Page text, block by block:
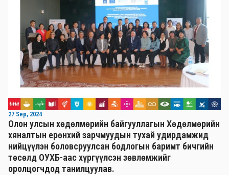
27 Sep, 2024
Олон улсын хөдөлмөрийн байгууллагын Хөдөлмөрийн
хяналтын ерөнхий зарчмуудын тухай удирдамжид
нийцүүлэн боловсруулсан бодлогын баримт бичгийн
төсөлд ОУХБ-аас хүргүүлсэн зөвлөмжийг
оролцогчдод танилцуулав.